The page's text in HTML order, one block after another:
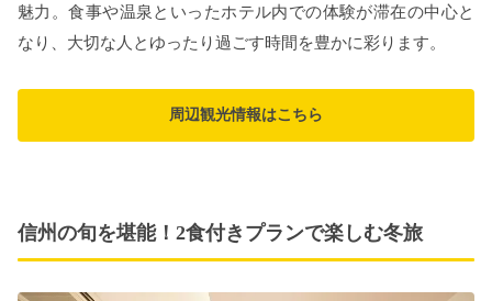
魅力。食事や温泉といったホテル内での体験が滞在の中心と
なり、大切な人とゆったり過ごす時間を豊かに彩ります。
周辺観光情報はこちら
信州の旬を堪能！2食付きプランで楽しむ冬旅